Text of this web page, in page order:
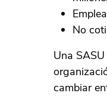
No
Una
cambiar